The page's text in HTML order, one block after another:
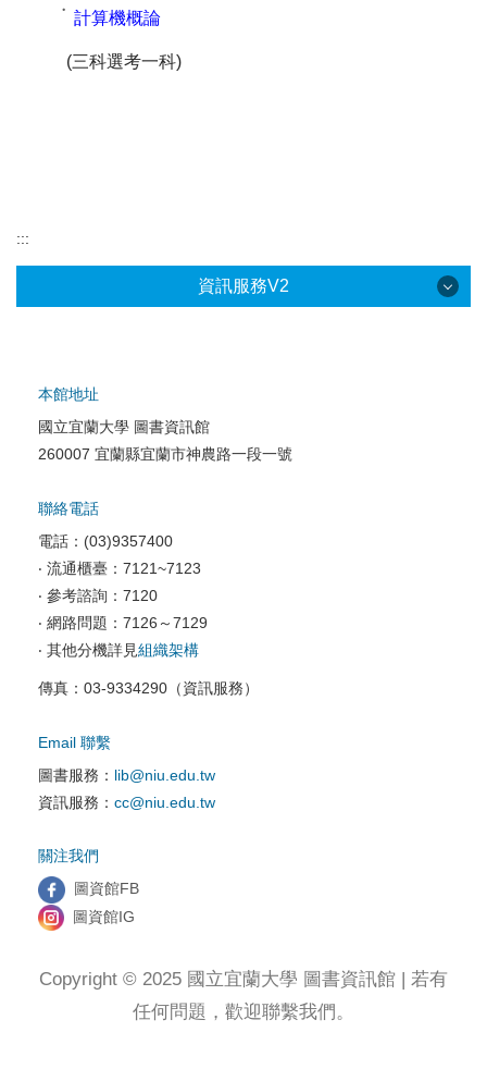
˙ 計算機概論
(三科選考一科)
:::
資訊服務V2
校園網路服務
校園資訊安全
電腦教室相關
資訊服務申請
本館地址
國立宜蘭大學 圖書資訊館
260007 宜蘭縣宜蘭市神農路一段一號
聯絡電話
電話：(03)9357400
‧ 流通櫃臺：7121~7123
‧ 參考諮詢：7120
‧ 網路問題：7126～7129
‧ 其他分機詳見組織架構
傳真：03-9334290（資訊服務）
Email 聯繫
圖書服務： lib@niu.edu.tw
資訊服務： cc@niu.edu.tw
關注我們
圖資館FB
圖資館IG
Copyright © 2025 國立宜蘭大學 圖書資訊館 | 若有
任何問題，歡迎聯繫我們。